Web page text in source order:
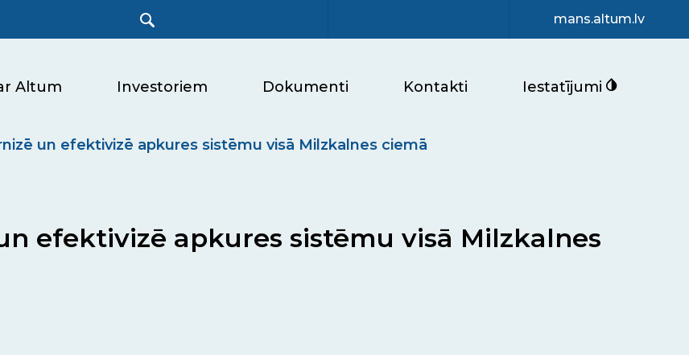
mans.altum.lv
Altum Investoriem Dokumenti Kontakti Iestatījumi
un efektivizē apkures sistēmu visā Milzkalnes ciemā
efektivizē apkures sistēmu visā Milzkalnes